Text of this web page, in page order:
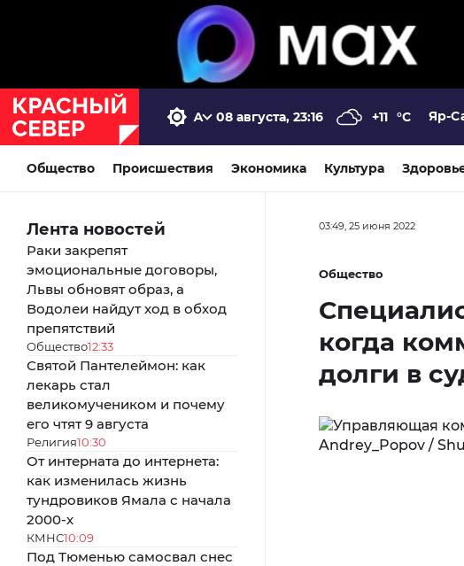
08 августа, 23:16 +11 °C Яр-
Общество Происшествия Экономика Культура
Лента новостей
Раки закрепят
эмоциональные договоры,
Львы обновят образ, а
Водолеи найдут ход в обход
препятствий
Общество12:33
Святой Пантелеймон: как
лекарь стал
великомучеником и почему
его чтят 9 августа
Религия10:30
От интерната до интернета:
как изменилась жизнь
тундровиков Ямала с начала
2000-х
КМНС10:09
Под Тюменью самосвал снес
03:49, 25 июня 2022
Общество
когда
долги в